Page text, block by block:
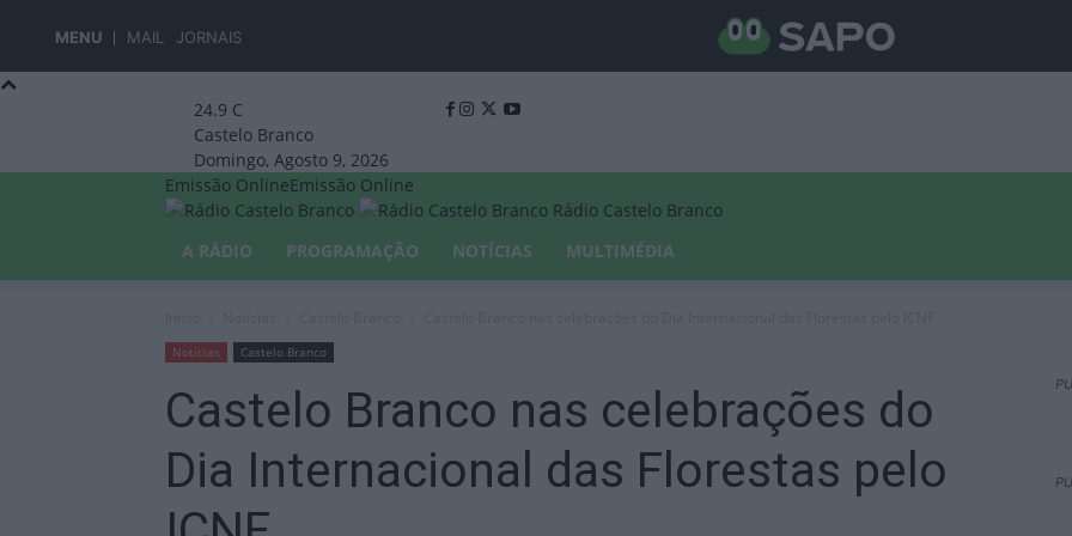
MENU MAIL JORNAIS
24.9 C
Castelo Branco
Domingo, Agosto 9, 2026
Emissão OnlineEmissão Online
Rádio Castelo Branco
A RÁDIO
PROGRAMAÇÃO NOTÍCIAS MULTIMÉDIA
Notícias Castelo Branco
Castelo Branco nas celebrações do
Dia Internacional das Florestas pelo